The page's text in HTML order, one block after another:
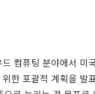
컴퓨팅 분야에서 미
한 포괄적 계획을 발